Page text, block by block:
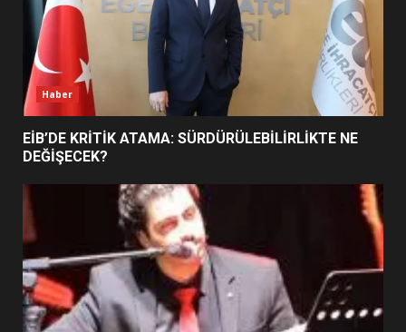
6
BURHANİYE SATRANÇ
TURNUVASI KAYITLARI NEYİ
DEĞİŞTİRİYOR?
BURHANİYE BELEDİYESPOR’DA
YENİ YÖNETİM NASIL
Haber
EİB’DE KRİTİK ATAMA: SÜRDÜRÜLEBİLİRLİKTE NE
DEĞİŞECEK?